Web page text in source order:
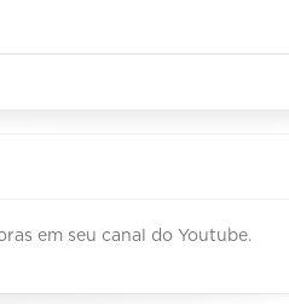
em seu canal do Youtube.